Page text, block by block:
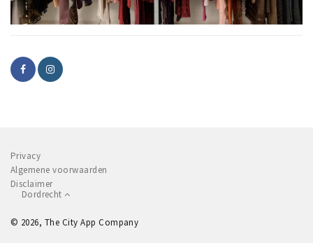
Privacy
Algemene voorwaarden
Disclaimer
Dordrecht
© 2026, The City App Company